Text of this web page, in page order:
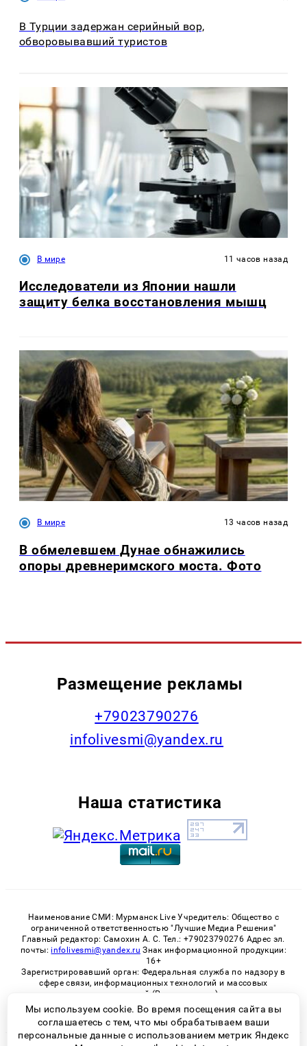
В Турции задержан серийный вор,
обворовывавший туристов
В мире 11 часов назад
Исследователи из Японии нашли
защиту белка восстановления мышц
В мире 13 часов назад
В обмелевшем Дунае обнажились
опоры древнеримского моста. Фото
Размещение рекламы
+79023790276
infolivesmi@yandex.ru
Наша статистика
Наименование СМИ: Мурманск Live Учредитель: Общество с
ограниченной ответственностью "Лучшие Медиа Решения"
Главный редактор: Самохин А. С. Тел.: +79023790276 Адрес эл.
почты: infolivesmi@yandex.ru Знак информационной продукции:
16+
Зарегистрировавший орган: Федеральная служба по надзору в
сфере связи, информационных технологий и массовых
коммуникаций (Роскомнадзор)
Регистрационный номер СМИ ЭЛ № ФС 77 - 82534 от 21.01.2022
Мы используем cookie. Во время посещения сайта вы
соглашаетесь с тем, что мы обрабатываем ваши
персональные данные с использованием метрик Яндекс